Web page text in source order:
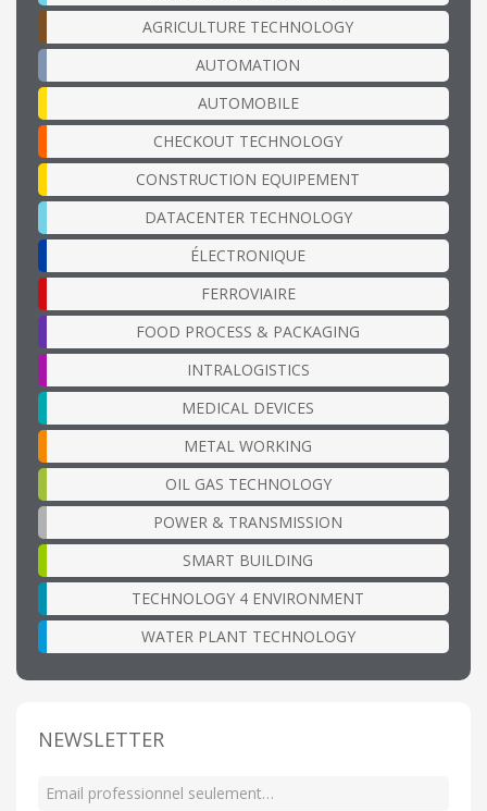
AGRICULTURE TECHNOLOGY
AUTOMATION
AUTOMOBILE
CHECKOUT TECHNOLOGY
CONSTRUCTION EQUIPEMENT
DATACENTER TECHNOLOGY
ÉLECTRONIQUE
FERROVIAIRE
FOOD PROCESS & PACKAGING
INTRALOGISTICS
MEDICAL DEVICES
METAL WORKING
OIL GAS TECHNOLOGY
POWER & TRANSMISSION
SMART BUILDING
TECHNOLOGY 4 ENVIRONMENT
WATER PLANT TECHNOLOGY
NEWSLETTER